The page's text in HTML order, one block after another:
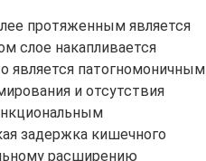
протяженным является
слое накапливается
является патогномоничным
и отсутствия
задержка кишечного
расширению